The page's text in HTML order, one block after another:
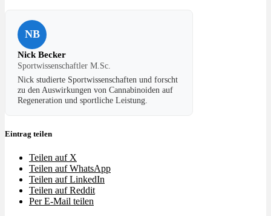
NB
Nick Becker
Sportwissenschaftler M.Sc.
Nick studierte Sportwissenschaften und forscht
zu den Auswirkungen von Cannabinoiden auf
Regeneration und sportliche Leistung.
Eintrag teilen
Teilen auf X
Teilen auf WhatsApp
Teilen auf LinkedIn
Teilen auf Reddit
Per E-Mail teilen